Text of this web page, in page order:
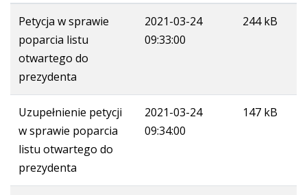
Petycja w sprawie
poparcia listu
otwartego do
prezydenta
2021-03-24
09:33:00
244 kB
Uzupełnienie petycji
w sprawie poparcia
listu otwartego do
prezydenta
2021-03-24
09:34:00
147 kB